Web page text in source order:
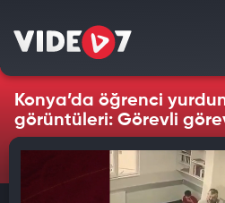
Konya’da öğrenci
görüntüleri: Görevli